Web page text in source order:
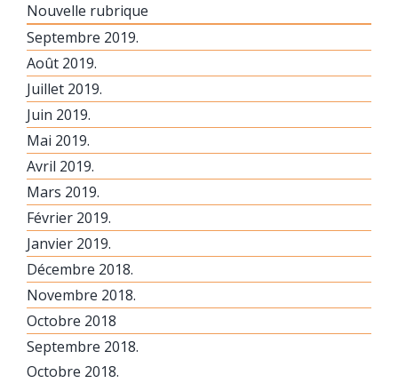
Nouvelle rubrique
Septembre 2019.
Août 2019.
Juillet 2019.
Juin 2019.
Mai 2019.
Avril 2019.
Mars 2019.
Février 2019.
Janvier 2019.
Décembre 2018.
Novembre 2018.
Octobre 2018
Septembre 2018.
Octobre 2018.